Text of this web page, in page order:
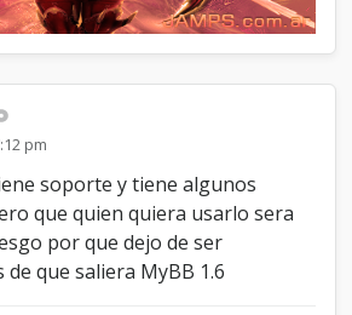
pm
soporte y tiene algunos
que quien quiera usarlo sera
por que dejo de ser
que saliera MyBB 1.6